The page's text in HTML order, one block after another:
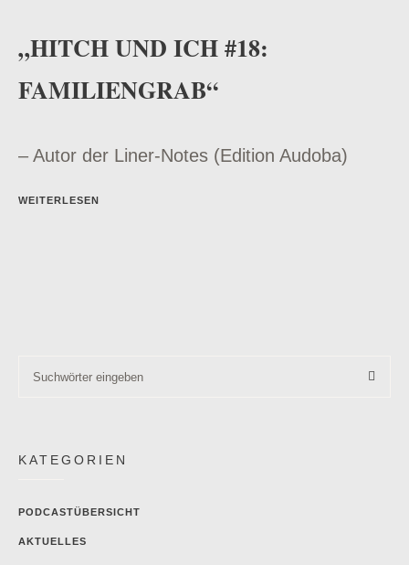
„HITCH UND ICH #18:
FAMILIENGRAB“
– Autor der Liner-Notes (Edition Audoba)
WEITERLESEN
KATEGORIEN
PODCASTÜBERSICHT
AKTUELLES